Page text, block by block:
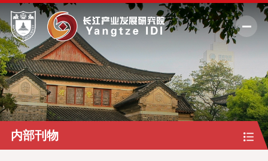
新闻通知
研究动态
研究成果
专家视频
内部刊物